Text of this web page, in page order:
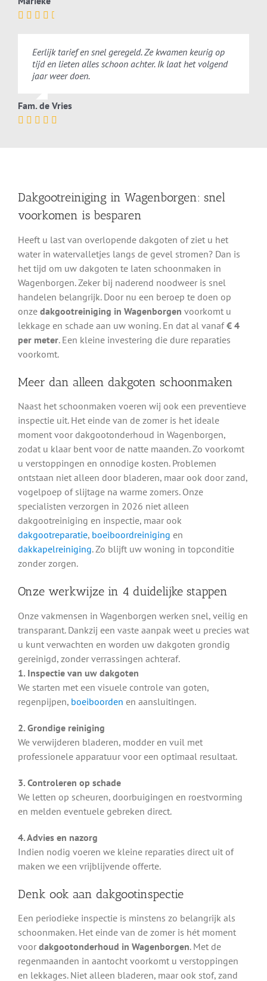
Eerlijk tarief en snel geregeld. Ze kwamen keurig op
tijd en lieten alles schoon achter. Ik laat het volgend
jaar weer doen.
Fam. de Vries
Dakgootreiniging in Wagenborgen: snel
voorkomen is besparen
Heeft u last van overlopende dakgoten of ziet u het
water in watervalletjes langs de gevel stromen? Dan is
het tijd om uw dakgoten te laten schoonmaken in
Wagenborgen. Zeker bij naderend noodweer is snel
handelen belangrijk. Door nu een beroep te doen op
onze dakgootreiniging in Wagenborgen voorkomt u
lekkage en schade aan uw woning. En dat al vanaf€ 4
per meter. Een kleine investering die dure reparaties
voorkomt.
Meer dan alleen dakgoten schoonmaken
Naast het schoonmaken voeren wij ook een preventieve
inspectie uit. Het einde van de zomer is het ideale
moment voor dakgootonderhoud in Wagenborgen,
zodat u klaar bent voor de natte maanden. Zo voorkomt
u verstoppingen en onnodige kosten. Problemen
ontstaan niet alleen door bladeren, maar ook door zand,
vogelpoep of slijtage na warme zomers. Onze
specialisten verzorgen in 2026 niet alleen
dakgootreiniging en inspectie, maar ook
dakgootreparatie, boeiboordreiniging en
dakkapelreiniging. Zo blijft uw woning in topconditie
zonder zorgen.
Onze werkwijze in 4 duidelijke stappen
Onze vakmensen in Wagenborgen werken snel, veilig en
transparant. Dankzij een vaste aanpak weet u precies wat
u kunt verwachten en worden uw dakgoten grondig
gereinigd, zonder verrassingen achteraf.
1. Inspectie van uw dakgoten
We starten met een visuele controle van goten,
regenpijpen, boeiboorden en aansluitingen.
2. Grondige reiniging
We verwijderen bladeren, modder en vuil met
professionele apparatuur voor een optimaal resultaat.
3. Controleren op schade
We letten op scheuren, doorbuigingen en roestvorming
en melden eventuele gebreken direct.
4. Advies en nazorg
Indien nodig voeren we kleine reparaties direct uit of
maken we een vrijblijvende offerte.
Denk ook aan dakgootinspectie
Een periodieke inspectie is minstens zo belangrijk als
schoonmaken. Het einde van de zomer is hét moment
voor dakgootonderhoud in Wagenborgen. Met de
regenmaanden in aantocht voorkomt u verstoppingen
en lekkages. Niet alleen bladeren, maar ook stof, zand